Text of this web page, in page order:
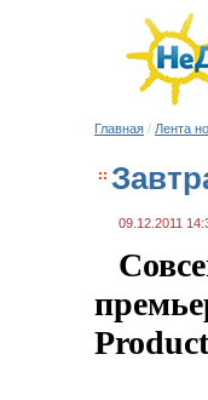
Главная / Лента
09.12.2011